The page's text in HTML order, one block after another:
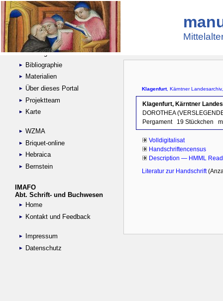
Suche
Handschriftensammlungen
Digitalisierte Handschriften
Kataloge
Bibliographie
Materialien
Über dieses Portal
Projektteam
Karte
WZMA
Briquet-online
Hebraica
Bernstein
IMAFO
Abt. Schrift- und Buchwesen
Home
Kontakt und Feedback
Impressum
Datenschutz